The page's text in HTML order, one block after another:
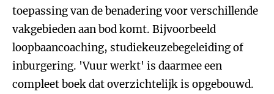
toepassing van de benadering voor verschillende
vakgebieden aan bod komt. Bijvoorbeeld
loopbaancoaching, studiekeuzebegeleiding of
inburgering. 'Vuur werkt' is daarmee een
compleet boek dat overzichtelijk is opgebouwd.